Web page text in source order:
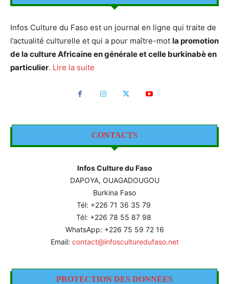
Infos Culture du Faso est un journal en ligne qui traite de
l’actualité culturelle et qui a pour maître-mot la promotion
de la culture Africaine en générale et celle burkinabè en
particulier. Lire la suite
CONTACTS
Infos Culture du Faso
DAPOYA, OUAGADOUGOU
Burkina Faso
Tél: +226 71 36 35 79
Tél: +226 78 55 87 98
WhatsApp: +226 75 59 72 16
Email: contact@infosculturedufaso.net
PROTECTION DES DONNÉES